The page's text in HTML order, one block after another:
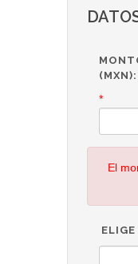
(MXN):
*
El